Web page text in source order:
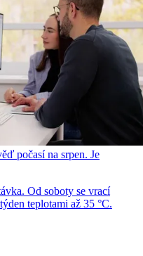
počasí na srpen. Je
Od soboty se vrací
teplotami až 35 °C.